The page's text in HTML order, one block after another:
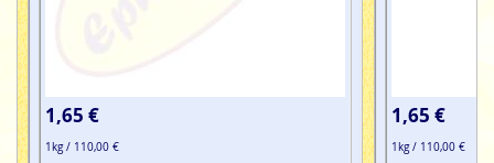
1,65 €
1kg / 110,00 €
1,65 €
1kg / 110,00 €